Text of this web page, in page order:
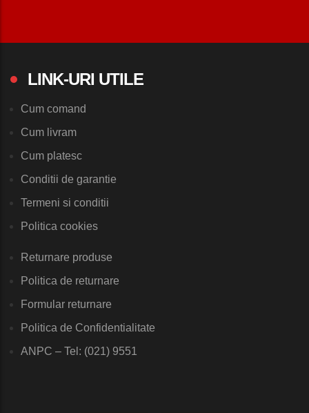
LINK-URI UTILE
Cum comand
Cum livram
Cum platesc
Conditii de garantie
Termeni si conditii
Politica cookies
Returnare produse
Politica de returnare
Formular returnare
Politica de Confidentialitate
ANPC – Tel: (021) 9551